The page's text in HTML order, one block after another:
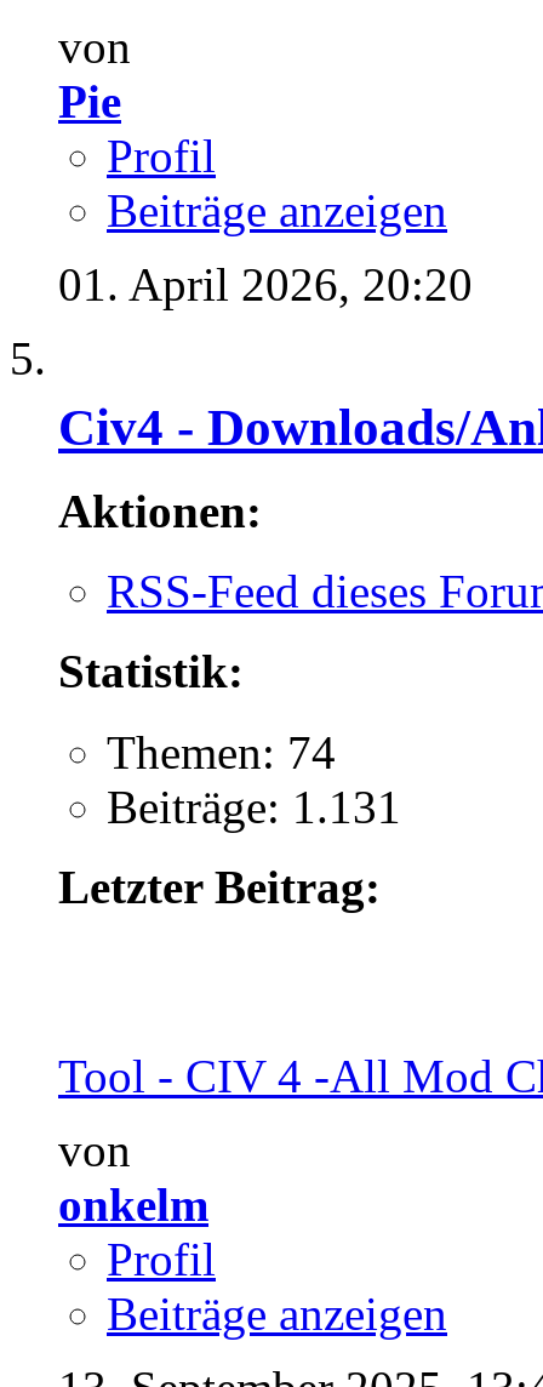
von
Pie
Profil
Beiträge anzeigen
01. April 2026, 20:20
Civ4 - Downloads/
Aktionen:
RSS-Feed dieses
Statistik:
Themen: 74
Beiträge: 1.131
Letzter Beitrag:
Tool - CIV 4 -All Mod
von
onkelm
Profil
Beiträge anzeigen